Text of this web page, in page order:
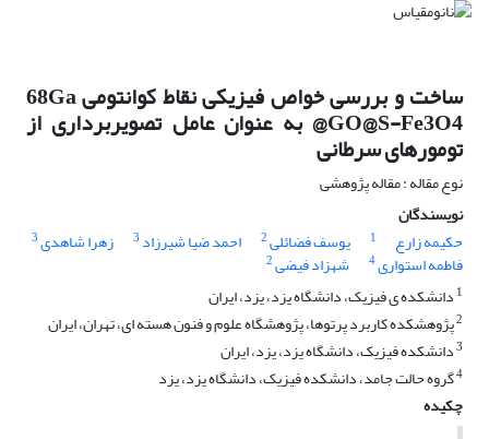
ساخت و بررسی خواص فیزیکی نقاط کوانتومی 68Ga
@GO@S-Fe3O4 به عنوان عامل تصویربرداری از
تومورهای سرطانی
نوع مقاله : مقاله پژوهشی
نویسندگان
حکیمه زارع
1 یوسف فضائلی2 احمد ضیا شیرزاد 3 زهرا شاهدی3
فاطمه استواری4 شهزاد فیضی2
1 دانشکده ی فیزیک، دانشگاه یزد، یزد، ایران
2پژوهشکده کاربرد پرتوها، پژوهشگاه علوم و فنون هسته ای، تهران، ایران
3دانشکده فیزیک، دانشگاه یزد، یزد، ایران
4گروه حالت جامد، دانشکده فیزیک، دانشگاه یزد، یزد
چکیده